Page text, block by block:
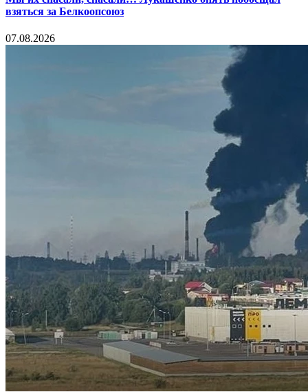
взяться за Белкоопсоюз
07.08.2026